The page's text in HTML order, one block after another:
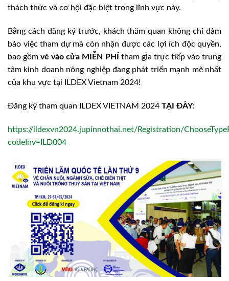
thách thức và cơ hội đặc biệt trong lĩnh vực này.
Bằng cách đăng ký trước, khách thăm quan không chỉ đảm
bảo việc tham dự mà còn nhận được các lợi ích độc quyền,
bao gồmvé vào cửa MIỄN PHÍ tham gia trực tiếp vào trung
tâm kinh doanh nông nghiệp đang phát triển mạnh mẽ nhất
của khu vực tại ILDEX Vietnam 2024!
Đăng ký tham quan ILDEX VIETNAM 2024 TẠI ĐÂY:
https://ildexvn2024.jupinnothai.net/Registration/
codeInv=ILD004